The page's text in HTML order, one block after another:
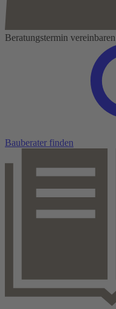
Beratungstermin vereinbaren
Bauberater finden